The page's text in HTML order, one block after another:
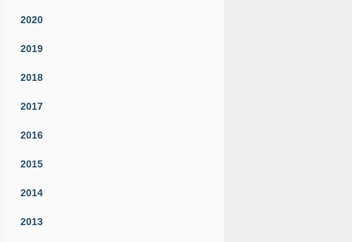
2020
2019
2018
2017
2016
2015
2014
2013